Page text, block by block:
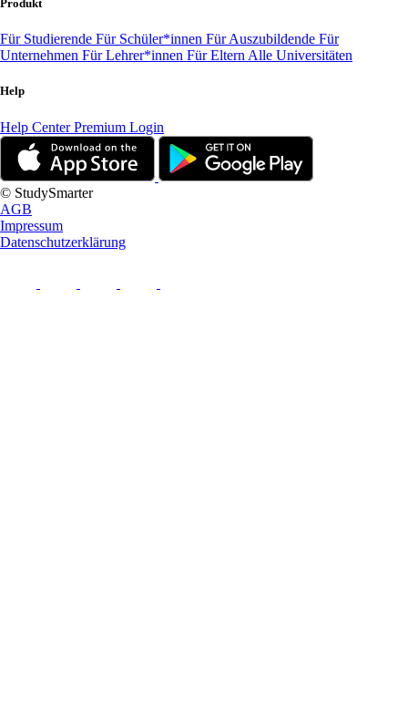
Produkt
Für Studierende Für Schüler*innen Für Auszubildende Für
Unternehmen Für Lehrer*innen Für Eltern Alle Universitäten
Help
Help CenterPremium Login
© StudySmarter
AGB
Impressum
Datenschutzerklärung